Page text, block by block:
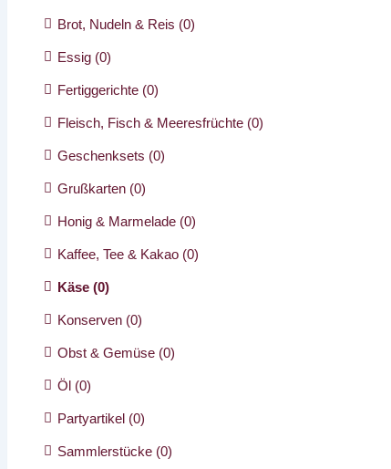
Brot, Nudeln & Reis (0)
Essig (0)
Fertiggerichte (0)
Fleisch, Fisch & Meeresfrüchte (0)
Geschenksets (0)
Grußkarten (0)
Honig & Marmelade (0)
Kaffee, Tee & Kakao (0)
Käse (0)
Konserven (0)
Obst & Gemüse (0)
Öl (0)
Partyartikel (0)
Sammlerstücke (0)